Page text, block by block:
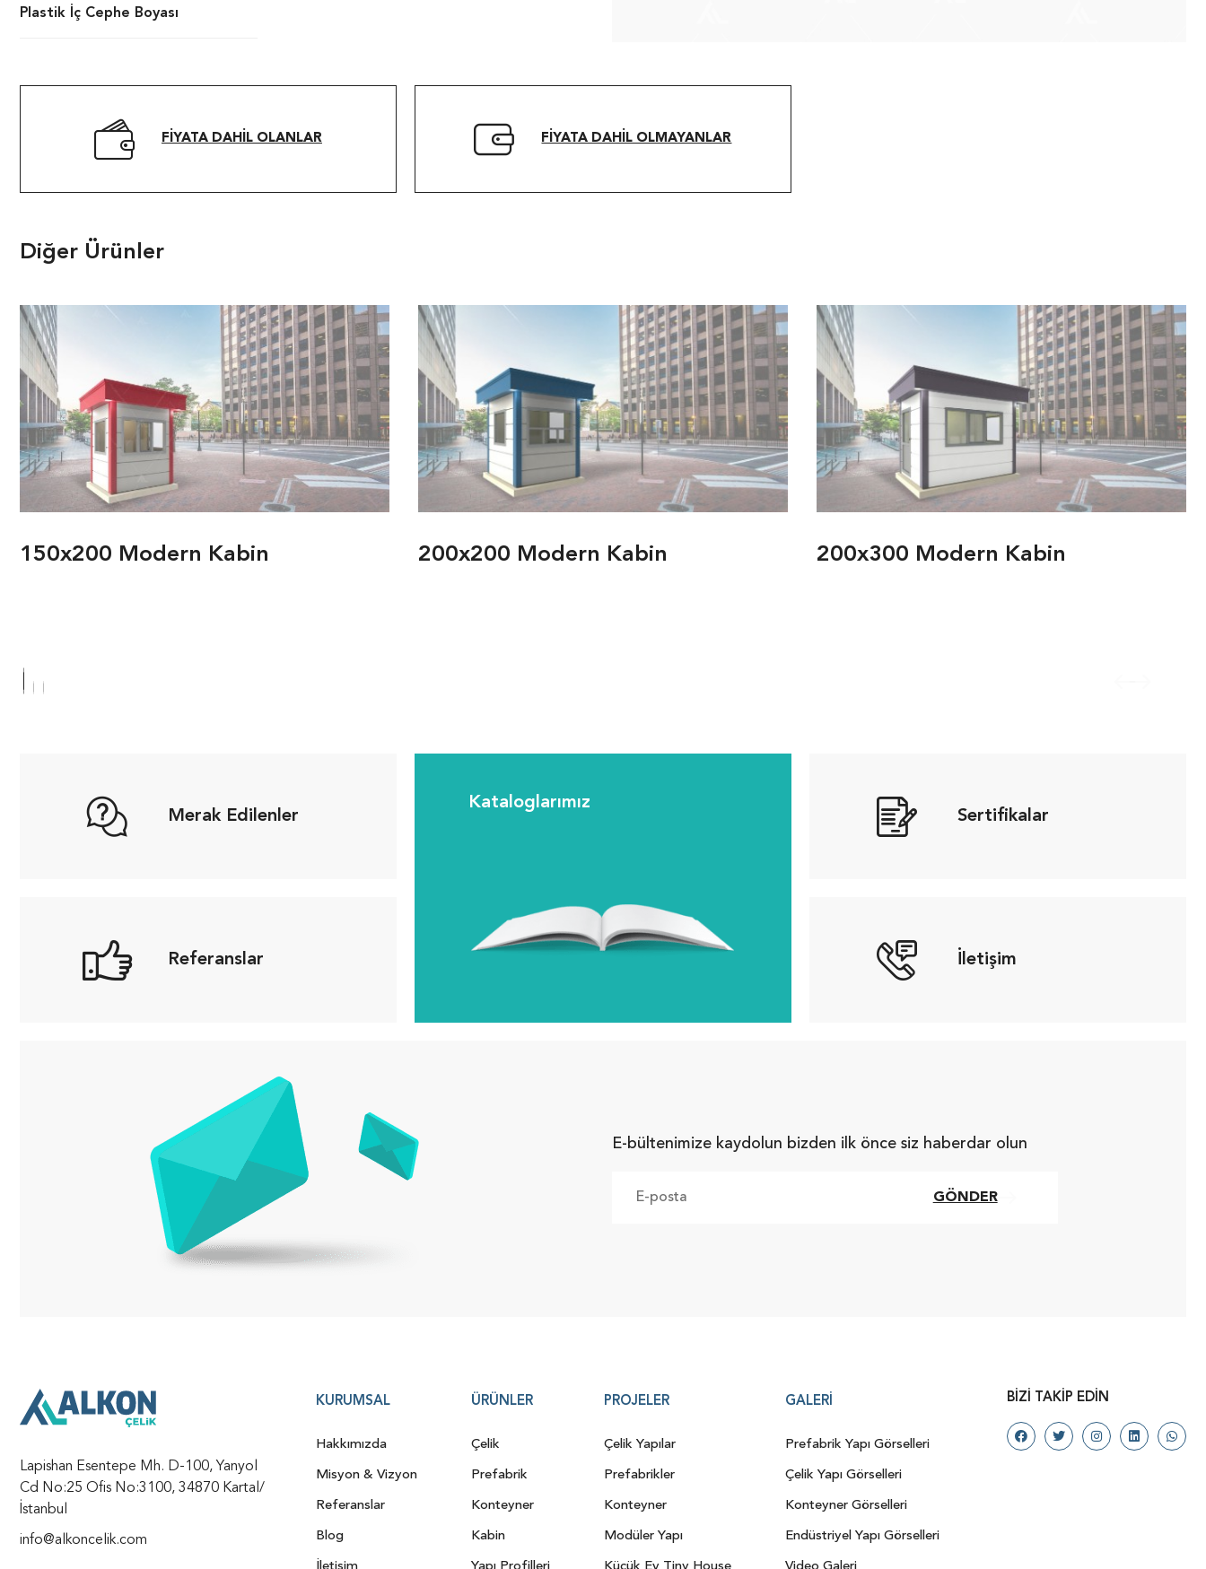
Plastik İç Cephe Boyası
FIYATA DAHIL OLANLAR FIYATA DAHIL OLMAYANLAR
Diğer Ürünler
150x200 Modern Kabin 200x200 Modern Kabin 200x300 Modern Kabin
Merak Edilenler
Referanslar
Kataloglarımız
Sertifikalar
İletişim
E-bültenimize kaydolun bizden ilk önce siz haberdar olun
GÖNDER
Lapishan Esentepe Mh. D-100, Yanyol
Cd No:25 Ofis No:3100, 34870 Kartal/
İstanbul
info@alkoncelik.com
KURUMSAL
Hakkımızda
Misyon & Vizyon
Referanslar
Blog
ÜRÜNLER
Çelik
Prefabrik
Konteyner
Kabin
PROJELER
Çelik Yapılar
Prefabrikler
Konteyner
Modüler Yapı
GALERI
Prefabrik Yapı Görselleri
Çelik Yapı Görselleri
Konteyner Görselleri
Endüstriyel Yapı Görselleri
BIZI TAKIP EDIN